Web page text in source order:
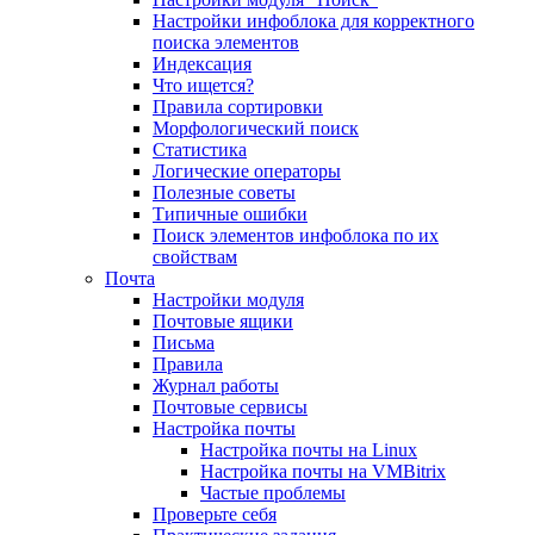
Настройки инфоблока для корректного
поиска элементов
Индексация
Что ищется?
Правила сортировки
Морфологический поиск
Статистика
Логические операторы
Полезные советы
Типичные ошибки
Поиск элементов инфоблока по их
свойствам
Почта
Настройки модуля
Почтовые ящики
Письма
Правила
Журнал работы
Почтовые сервисы
Настройка почты
Настройка почты на Linux
Настройка почты на VMBitrix
Частые проблемы
Проверьте себя